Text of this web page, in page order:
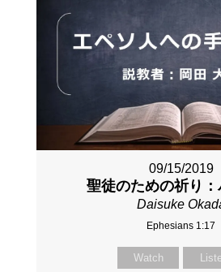
09/15/2019
聖徒のための祈り：
Daisuke
Ephesians 1:17
Watch